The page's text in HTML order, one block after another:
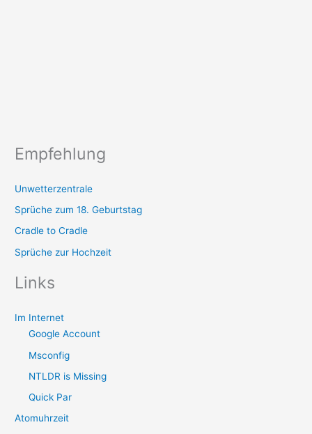
Empfehlung
Unwetterzentrale
Sprüche zum 18. Geburtstag
Cradle to Cradle
Sprüche zur Hochzeit
Links
Im Internet
Google Account
Msconfig
NTLDR is Missing
Quick Par
Atomuhrzeit